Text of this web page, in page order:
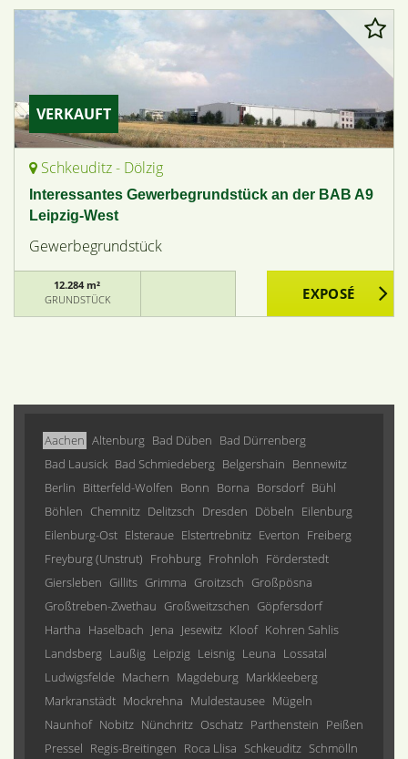
VERKAUFT
Schkeuditz - Dölzig
Interessantes Gewerbegrundstück an der BAB A9
Leipzig-West
Gewerbegrundstück
12.284 m²
GRUNDSTÜCK
Aachen Altenburg Bad Düben Bad Dürrenberg
Bad Lausick Bad Schmiedeberg Belgershain Bennewitz
Berlin Bitterfeld-Wolfen Bonn Borna Borsdorf Bühl
Böhlen Chemnitz Delitzsch Dresden Döbeln Eilenburg
Eilenburg-Ost Elsteraue Elstertrebnitz Everton Freiberg
Freyburg (Unstrut) Frohburg Frohnloh Förderstedt
Giersleben Gillits Grimma Groitzsch Großpösna
Großtreben-Zwethau Großweitzschen Göpfersdorf
Hartha Haselbach Jena Jesewitz Kloof Kohren Sahlis
Landsberg Laußig Leipzig Leisnig Leuna Lossatal
Ludwigsfelde Machern Magdeburg Markkleeberg
Markranstädt Mockrehna Muldestausee Mügeln
Naunhof Nobitz Nünchritz Oschatz Parthenstein Peißen
Pressel Regis-Breitingen Roca Llisa Schkeuditz Schmölln